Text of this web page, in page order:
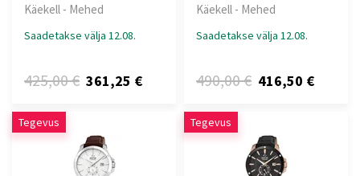
Käekell - Mehed
Saadetakse välja 12.08.
425,00 € 361,25 €
Käekell - Mehed
Saadetakse välja 12.08.
490,00 € 416,50 €
Tegevus Tegevus